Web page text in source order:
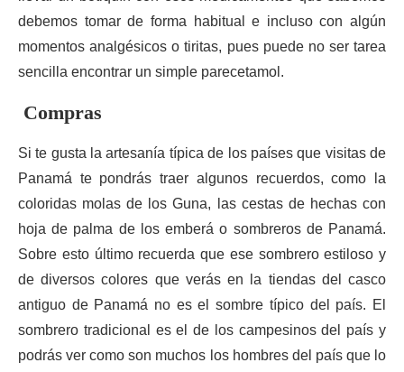
debemos tomar de forma habitual e incluso con algún
momentos analgésicos o tiritas, pues puede no ser tarea
sencilla encontrar un simple parecetamol.
Compras
Si te gusta la artesanía típica de los países que visitas de
Panamá te pondrás traer algunos recuerdos, como la
coloridas molas de los Guna, las cestas de hechas con
hoja de palma de los emberá o sombreros de Panamá.
Sobre esto último recuerda que ese sombrero estiloso y
de diversos colores que verás en la tiendas del casco
antiguo de Panamá no es el sombre típico del país. El
sombrero tradicional es el de los campesinos del país y
podrás ver como son muchos los hombres del país que lo